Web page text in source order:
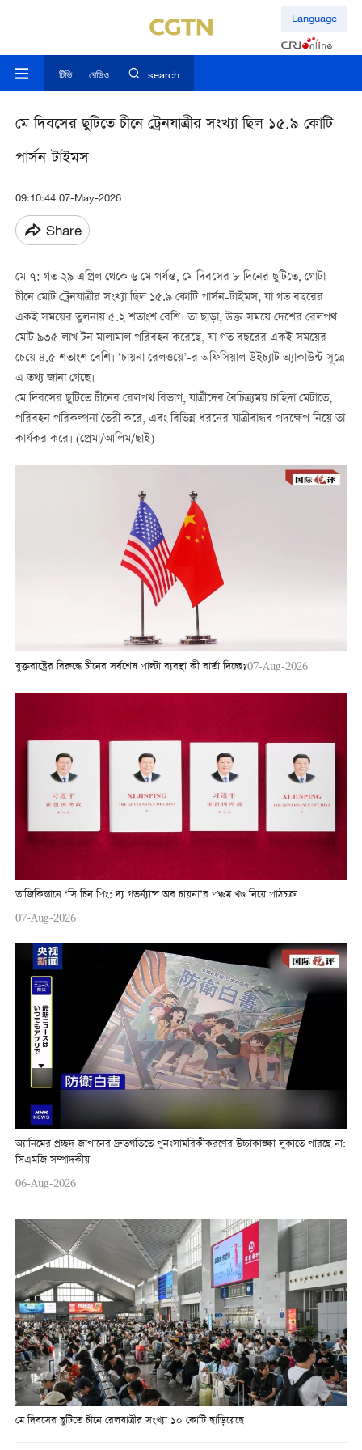
Language
টিভি রেডিও search
মে দিবসের ছুটিতে চীনে ট্রেনযাত্রীর সংখ্যা ছিল ১৫.৯ কোটি
পার্সন-টাইমস
09:10:44 07-May-2026
Share
মে ৭: গত ২৯ এপ্রিল থেকে ৬ মে পর্যন্ত, মে দিবসের ৮ দিনের ছুটিতে, গোটা
চীনে মোট ট্রেনযাত্রীর সংখ্যা ছিল ১৫.৯ কোটি পার্সন-টাইমস, যা গত বছরের
একই সময়ের তুলনায় ৫.২ শতাংশ বেশি। তা ছাড়া, উক্ত সময়ে দেশের রেলপথ
মোট ৯৩৫ লাখ টন মালামাল পরিবহন করেছে, যা গত বছরের একই সময়ের
চেয়ে ৪.৫ শতাংশ বেশি। ‘চায়না রেলওয়ে’-র অফিসিয়াল উইচ্যাট অ্যাকাউন্ট সূত্রে
এ তথ্য জানা গেছে।
মে দিবসের ছুটিতে চীনের রেলপথ বিভাগ, যাত্রীদের বৈচিত্র্যময় চাহিদা মেটাতে,
পরিবহন পরিকল্পনা তৈরী করে, এবং বিভিন্ন ধরনের যাত্রীবান্ধব পদক্ষেপ নিয়ে তা
কার্যকর করে। (প্রেমা/আলিম/ছাই)
যুক্তরাষ্ট্রের বিরুদ্ধে চীনের সর্বশেষ পাল্টা ব্যবস্থা কী বার্তা দিচ্ছে?07-Aug-2026
তাজিকিস্তানে ‘সি চিন পিং: দ্য গভর্ন্যান্স অব চায়না’র পঞ্চম খণ্ড নিয়ে পাঠচক্র
07-Aug-2026
অ্যানিমের প্রচ্ছদ জাপানের দ্রুতগতিতে পুনঃসামরিকীকরণের উচ্চাকাঙ্ক্ষা লুকাতে পারছে না:
সিএমজি সম্পাদকীয়
06-Aug-2026
মে দিবসের ছুটিতে চীনে রেলযাত্রীর সংখ্যা ১০ কোটি ছাড়িয়েছে